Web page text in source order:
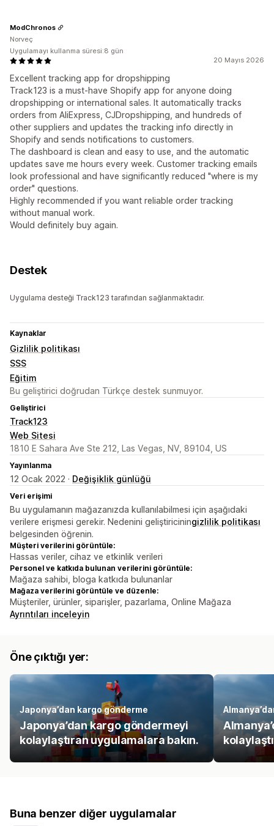
20 Mayıs 2026
Excellent tracking app for dropshipping
Track123 is a must-have Shopify app for anyone doing
dropshipping or international sales. It automatically tracks
orders from AliExpress, CJDropshipping, and hundreds of
other suppliers and updates the tracking info directly in
Shopify and sends notifications to customers.
The dashboard is clean and easy to use, and the automatic
updates save me hours every week. Customer tracking emails
look professional and have significantly reduced "where is my
order" questions.
Highly recommended if you want reliable order tracking
without manual work.
Would definitely buy again.
ModChronos
Norveç
Uygulamayı kullanma süresi:8 gün
Destek
Uygulama desteği Track123 tarafından sağlanmaktadır.
Kaynaklar
Gizlilik politikası
SSS
Eğitim
Bu geliştirici doğrudan Türkçe destek sunmuyor.
Geliştirici
Track123
Web Sitesi
1810 E Sahara Ave Ste 212, Las Vegas, NV, 89104, US
Yayınlanma
12 Ocak 2022 · Değişiklik günlüğü
Veri erişimi
Bu uygulamanın mağazanızda kullanılabilmesi için aşağıdaki
verilere erişmesi gerekir. Nedenini geliştiriciningizlilik politikası
belgesinden öğrenin.
Müşteri verilerini görüntüle:
Hassas veriler, cihaz ve etkinlik verileri
Personel ve katkıda bulunan verilerini görüntüle:
Mağaza sahibi, bloga katkıda bulunanlar
Mağaza verilerini görüntüle ve düzenle:
Müşteriler, ürünler, siparişler, pazarlama, Online Mağaza
Ayrıntıları inceleyin
Öne çıktığı yer:
Japonya’dan kargo gönderme
Japonya’dan kargo göndermeyi
kolaylaştıran uygulamalara bakın.
Buna benzer diğer uygulamalar